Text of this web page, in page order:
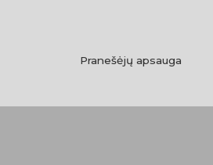
Pranešėjų apsauga